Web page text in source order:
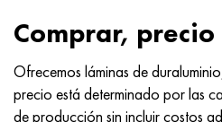
Comprar,
Ofrecemos láminas de
precio está determinado por las
de producción sin incluir costos